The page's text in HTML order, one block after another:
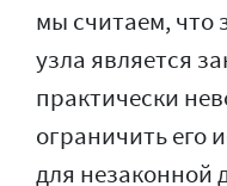
мы считаем, что
узла является
практически
ограничить его
для незаконной